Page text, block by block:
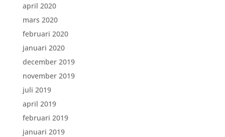
april 2020
mars 2020
februari 2020
januari 2020
december 2019
november 2019
juli 2019
april 2019
februari 2019
januari 2019